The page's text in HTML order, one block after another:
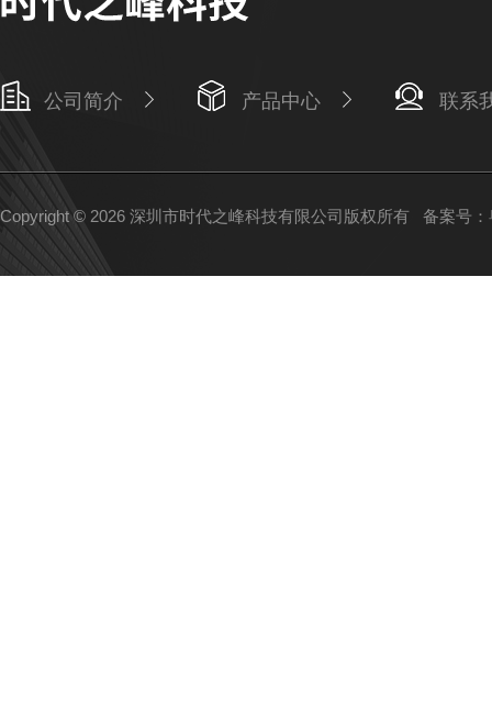
公司简介 产品中心 联系
Copyright © 2026 深圳市时代之峰科技有限公司版权所有 备案号